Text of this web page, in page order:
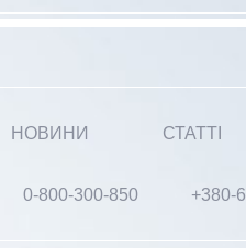
НОВИНИ СТАТТІ
0-800-300-850 +380-